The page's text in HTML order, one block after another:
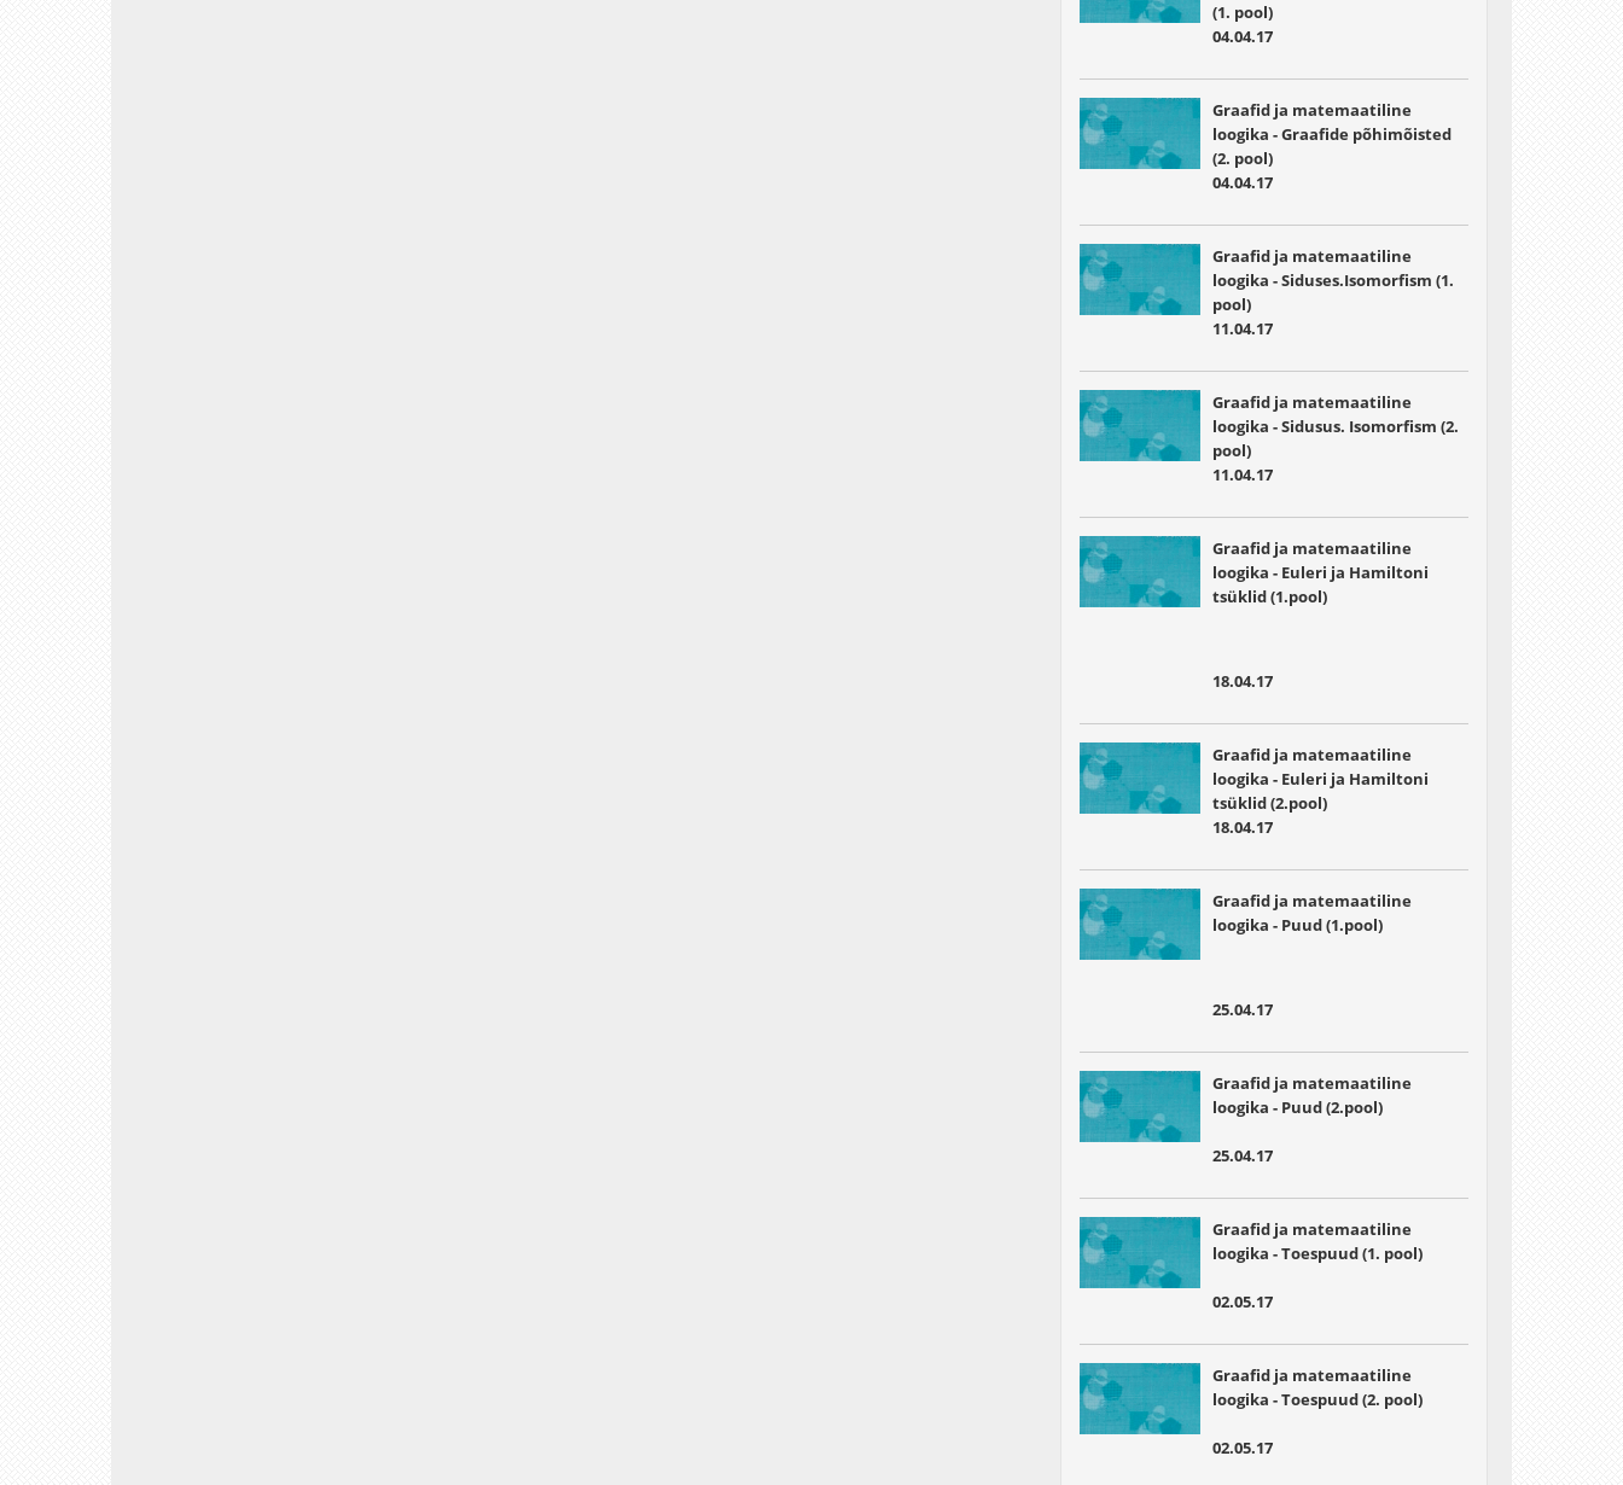
(1. pool)
04.04.17
Graafid ja matemaatiline
loogika - Graafide põhimõisted
(2. pool)
04.04.17
Graafid ja matemaatiline
loogika - Siduses.Isomorfism (1.
pool)
11.04.17
Graafid ja matemaatiline
loogika - Sidusus. Isomorfism (2.
pool)
11.04.17
Graafid ja matemaatiline
loogika - Euleri ja Hamiltoni
tsüklid (1.pool)
18.04.17
Graafid ja matemaatiline
loogika - Euleri ja Hamiltoni
tsüklid (2.pool)
18.04.17
Graafid ja matemaatiline
loogika - Puud (1.pool)
25.04.17
Graafid ja matemaatiline
loogika - Puud (2.pool)
25.04.17
Graafid ja matemaatiline
loogika - Toespuud (1. pool)
02.05.17
Graafid ja matemaatiline
loogika - Toespuud (2. pool)
02.05.17